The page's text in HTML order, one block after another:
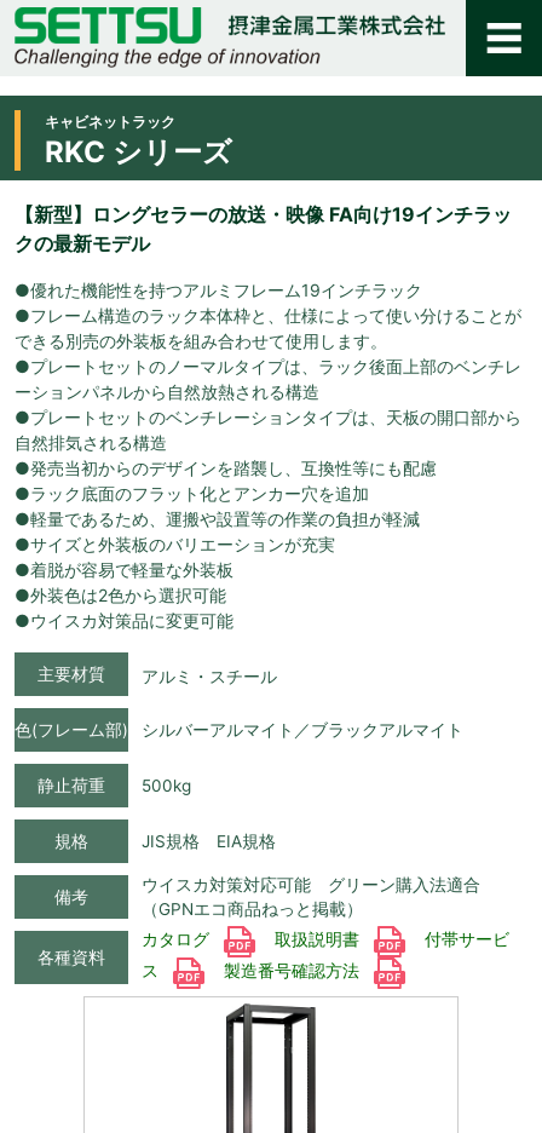
キャビネットラック
RKC シリーズ
【新型】ロングセラーの放送・映像 FA向け19インチラッ
クの最新モデル
●優れた機能性を持つアルミフレーム19インチラック
●フレーム構造のラック本体枠と、仕様によって使い分けることが
できる別売の外装板を組み合わせて使用します。
●プレートセットのノーマルタイプは、ラック後面上部のベンチレ
ーションパネルから自然放熱される構造
●プレートセットのベンチレーションタイプは、天板の開口部から
自然排気される構造
●発売当初からのデザインを踏襲し、互換性等にも配慮
●ラック底面のフラット化とアンカー穴を追加
●軽量であるため、運搬や設置等の作業の負担が軽減
●サイズと外装板のバリエーションが充実
●着脱が容易で軽量な外装板
●外装色は2色から選択可能
●ウイスカ対策品に変更可能
主要材質 アルミ・スチール
色(フレーム部) シルバーアルマイト／ブラックアルマイト
静止荷重 500kg
規格 JIS規格 EIA規格
備考
ウイスカ対策対応可能 グリーン購入法適合
（GPNエコ商品ねっと掲載）
各種資料
カタログ 取扱説明書
付帯サービ
ス
製造番号確認方法